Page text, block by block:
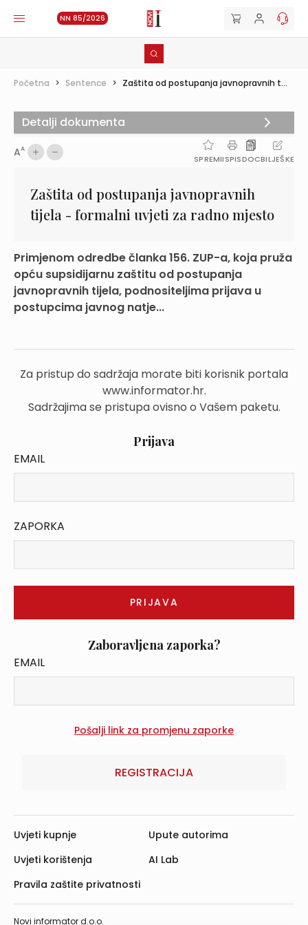
NN 85/2026
Početna > Sentence > Zaštita od postupanja javnopravnih t...
AA
SPREMIISPISDOCBILJEŠKE
Zaštita od postupanja javnopravnih
tijela - formalni uvjeti za radno mjesto
Primjenom odredbe članka 156. ZUP-a, koja pruža
opću supsidijarnu zaštitu od postupanja
javnopravnih tijela, podnositeljima prijava u
postupcima javnog natje...
Za pristup do sadržaja morate biti korisnik portala
www.informator.hr.
Sadržajima se pristupa ovisno o Vašem paketu.
Prijava
EMAIL
ZAPORKA
Zaboravljena zaporka?
EMAIL
REGISTRACIJA
Detalji dokumenta
Novi informator d.o.o.
Uvjeti kupnje
Uvjeti korištenja
Pravila zaštite privatnosti
Upute autorima
AI Lab